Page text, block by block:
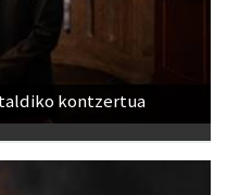
kontzertua